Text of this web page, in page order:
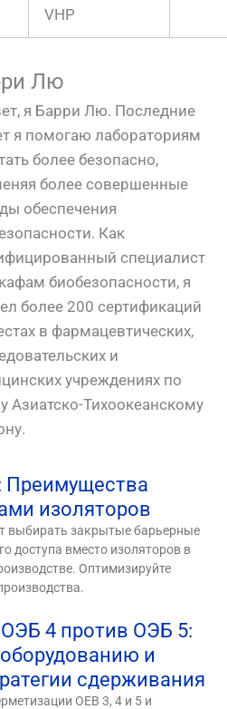
VHP
Лю
я Барри Лю. Последние
я помогаю лабораториям
более безопасно,
более совершенные
обеспечения
Как
специалист
биобезопасности, я
более 200 сертификаций
в фармацевтических,
и
учреждениях по
Азиатско-Тихоокеанскому
изоляторов
выбирать закрытые барьерные
доступа вместо изоляторов в
Оптимизируйте
4 против ОЭБ 5:
и
сдерживания
OEB 3, 4 и 5 и